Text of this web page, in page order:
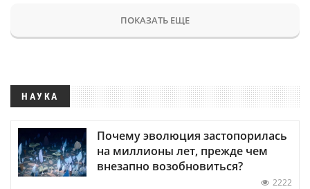
ПОКАЗАТЬ ЕЩЕ
НАУКА
Почему эволюция застопорилась
на миллионы лет, прежде чем
внезапно возобновиться?
2222